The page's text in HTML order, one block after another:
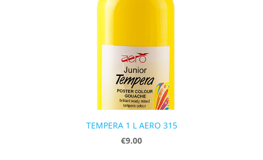
TEMPERA 1 L AERO 315
€9.00